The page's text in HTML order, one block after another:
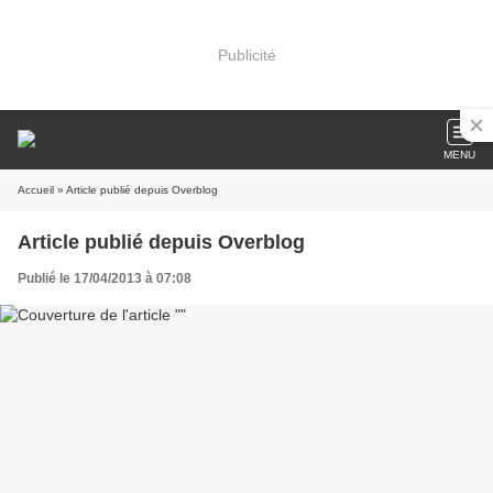
Publicité
MENU
Accueil » Article publié depuis Overblog
Article publié depuis Overblog
Publié le 17/04/2013 à 07:08